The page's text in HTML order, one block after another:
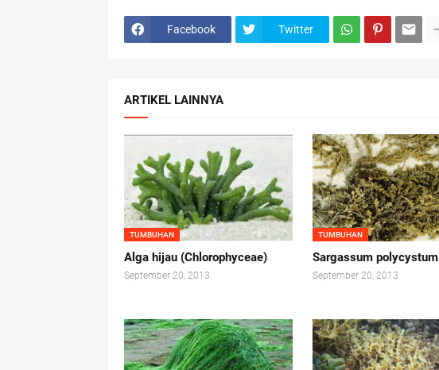
Facebook Twitter
ARTIKEL LAINNYA
TUMBUHAN
Alga hijau (Chlorophyceae)
September 20, 2013
TUMBUHAN
Sargassum polycystum
September 20, 2013